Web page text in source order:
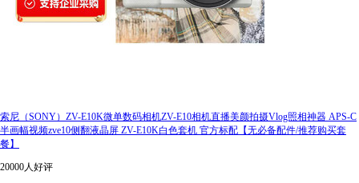
索尼（SONY）ZV-E10K微单数码相机ZV-E10相机直播美颜拍摄Vlog照相神器 APS-C
半画幅视频zve10侧翻液晶屏 ZV-E10K白色套机 官方标配【无必备配件/推荐购买套
餐】
20000人好评